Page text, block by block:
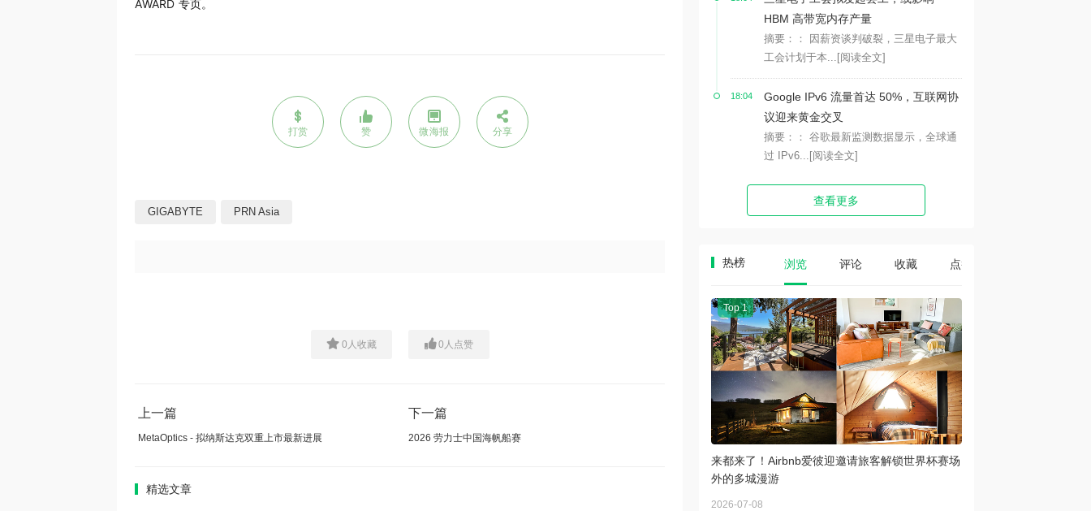
AWARD 专页。
打赏 赞 微海报 分享
GIGABYTE PRN Asia
0 人收藏 0 人点赞
上一篇
MetaOptics - 拟纳斯达克双重上市最新进展
下一篇
2026 劳力士中国海帆船赛
精选文章
HBM 高带宽内存产量
摘要：： 因薪资谈判破裂，三星电子最大
工会计划于本... [阅读全文]
18:04
Google IPv6 流量首达 50%，互联网协
议迎来黄金交叉
摘要：： 谷歌最新监测数据显示，全球通
过 IPv6... [阅读全文]
查看更多
热榜 浏览 评论 收藏 点赞
Top 1
来都来了！Airbnb爱彼迎邀请旅客解锁世界杯赛场
外的多城漫游
2026-07-08